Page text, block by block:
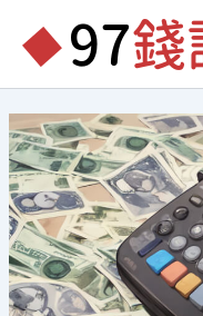
要
內
容